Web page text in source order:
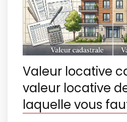
Valeur locative
valeur locative
laquelle vous